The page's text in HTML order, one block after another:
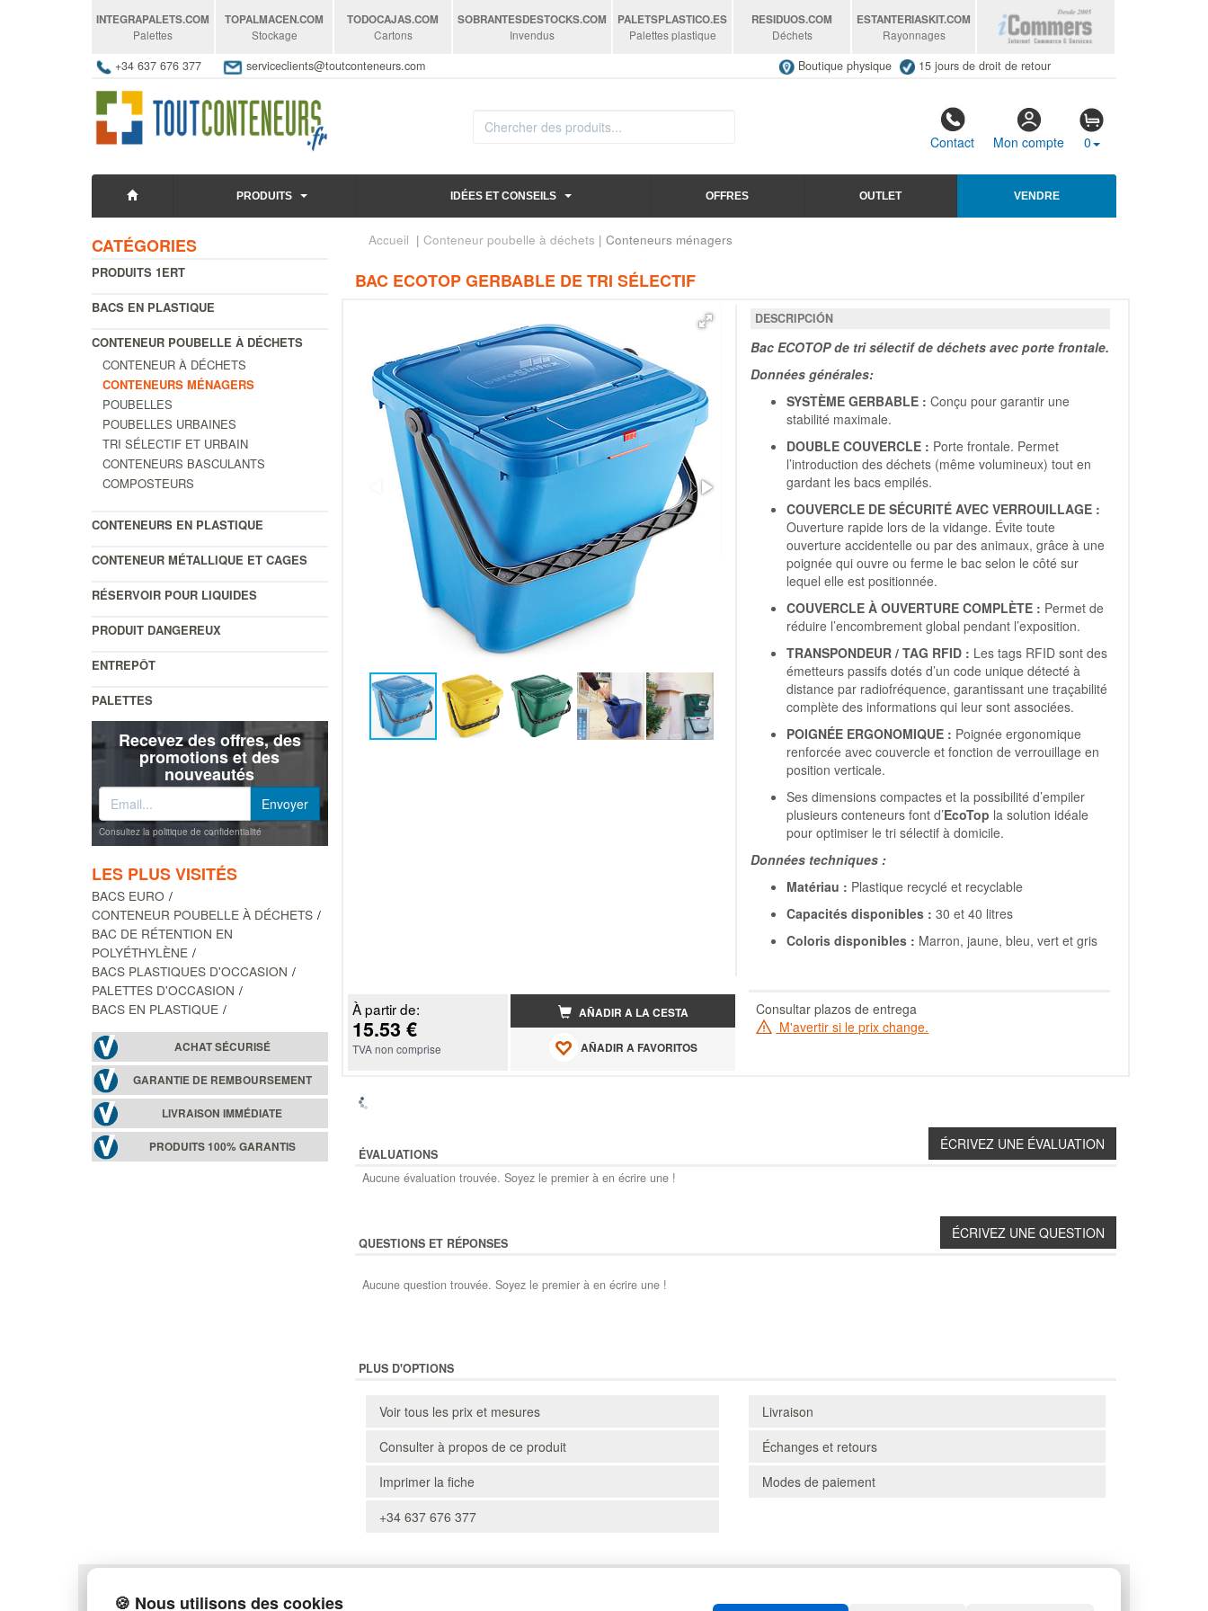
INTEGRAPALETS.COM
Palettes
TOPALMACEN.COM
Stockage
TODOCAJAS.COM
Cartons
SOBRANTESDESTOCKS.COM
Invendus
PALETSPLASTICO.ES
Palettes plastique
RESIDUOS.COM
Déchets
ESTANTERIASKIT.COM
Rayonnages
+34 637 676 377 serviceclients@toutconteneurs.com Boutique physique 15 jours de droit de retour
Contact Mon compte 0
PRODUITS IDÉES ET CONSEILS OFFRES OUTLET VENDRE
CATÉGORIES
PRODUITS 1ERT
BACS EN PLASTIQUE
CONTENEUR POUBELLE À DÉCHETS
CONTENEUR À DÉCHETS
CONTENEURS MÉNAGERS
POUBELLES
POUBELLES URBAINES
TRI SÉLECTIF ET URBAIN
CONTENEURS BASCULANTS
COMPOSTEURS
CONTENEURS EN PLASTIQUE
CONTENEUR MÉTALLIQUE ET CAGES
RÉSERVOIR POUR LIQUIDES
PRODUIT DANGEREUX
ENTREPÔT
PALETTES
Recevez des offres, des
promotions et des
nouveautés
Consultez la politique de confidentialité
LES PLUS VISITÉS
BACS EURO
CONTENEUR POUBELLE À DÉCHETS
BAC DE RÉTENTION EN
POLYÉTHYLÈNE
BACS PLASTIQUES D'OCCASION
PALETTES D'OCCASION
BACS EN PLASTIQUE
ACHAT SÉCURISÉ
GARANTIE DE REMBOURSEMENT
LIVRAISON IMMÉDIATE
PRODUITS 100% GARANTIS
Accueil | Conteneur poubelle à déchets | Conteneurs ménagers
BAC ECOTOP GERBABLE DE TRI SÉLECTIF
DESCRIPCIÓN
Bac ECOTOP de tri sélectif de déchets avec porte frontale.
Données générales:
SYSTÈME GERBABLE : Conçu pour garantir une
stabilité maximale.
DOUBLE COUVERCLE : Porte frontale. Permet
l’introduction des déchets (même volumineux) tout en
gardant les bacs empilés.
COUVERCLE DE SÉCURITÉ AVEC VERROUILLAGE :
Ouverture rapide lors de la vidange. Évite toute
ouverture accidentelle ou par des animaux, grâce à une
poignée qui ouvre ou ferme le bac selon le côté sur
lequel elle est positionnée.
COUVERCLE À OUVERTURE COMPLÈTE : Permet de
réduire l’encombrement global pendant l’exposition.
TRANSPONDEUR / TAG RFID : Les tags RFID sont des
émetteurs passifs dotés d’un code unique détecté à
distance par radiofréquence, garantissant une traçabilité
complète des informations qui leur sont associées.
POIGNÉE ERGONOMIQUE : Poignée ergonomique
renforcée avec couvercle et fonction de verrouillage en
position verticale.
Ses dimensions compactes et la possibilité d’empiler
plusieurs conteneurs font d’EcoTop la solution idéale
pour optimiser le tri sélectif à domicile.
Données techniques :
Matériau : Plastique recyclé et recyclable
Capacités disponibles : 30 et 40 litres
Coloris disponibles : Marron, jaune, bleu, vert et gris
À partir de:
15.53 €
TVA non comprise
AÑADIR A LA CESTA
AÑADIR A FAVORITOS
Consultar plazos de entrega
M'avertir si le prix change.
ÉVALUATIONS
Aucune évaluation trouvée. Soyez le premier à en écrire une !
QUESTIONS ET RÉPONSES
Aucune question trouvée. Soyez le premier à en écrire une !
PLUS D'OPTIONS
Voir tous les prix et mesures
Consulter à propos de ce produit
Imprimer la fiche
+34 637 676 377
Livraison
Échanges et retours
Modes de paiement
POLITIQUE DE CONFIDENTIALITÉ
PLAN DU SITE
🍪 Nous utilisons des cookies